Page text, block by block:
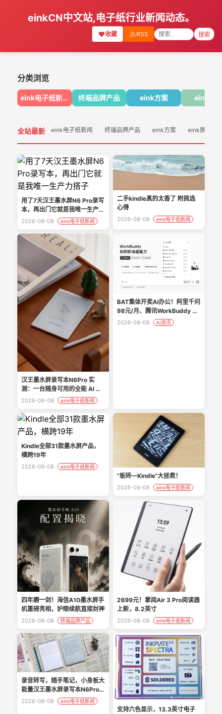
einkCN中文站,电子纸行业新闻动态。
收藏 RSS 搜索
分类浏览
eink电子纸新闻 终端品牌产品 eink方案 eink屏幕
全站最新 eink电子纸新闻 终端品牌产品 eink方案 eink屏幕
用了7天汉王墨水屏N6 Pro录写
本，再出门它就是我唯一生产力
搭子
2026-08-08 eink电子纸新闻
二手kindle真的太香了 附挑选
心得
2026-08-08 eink电子纸新闻
汉王墨水屏录写本N6Pro 实
测：一台随身可用的全能 AI 数
字文具！
2026-08-08 eink电子纸新闻
BAT集体开卖AI办公！阿里千问
98元/月、腾讯WorkBuddy 99
元、字节豆包68元，三国杀正
2026-08-08 AI资讯
Kindle全部31款墨水屏产品，
横跨19年
2026-08-08 eink电子纸新闻
“板砖—Kindle”大拯救！
2026-08-08 eink电子纸新闻
四年磨一剑！海信A10墨水屏手
机重磅亮相，护眼续航直接封神
2026-08-08 终端品牌产品
2699元！掌阅Air 3 Pro阅读器
上新，8.2英寸
2026-08-08 eink电子纸新闻
录音转写，随手笔记，小身板大
能量汉王墨水屏录写本N6Pro实
测
2026-08-08 eink电子纸新闻
支持六色显示，13.3英寸电子